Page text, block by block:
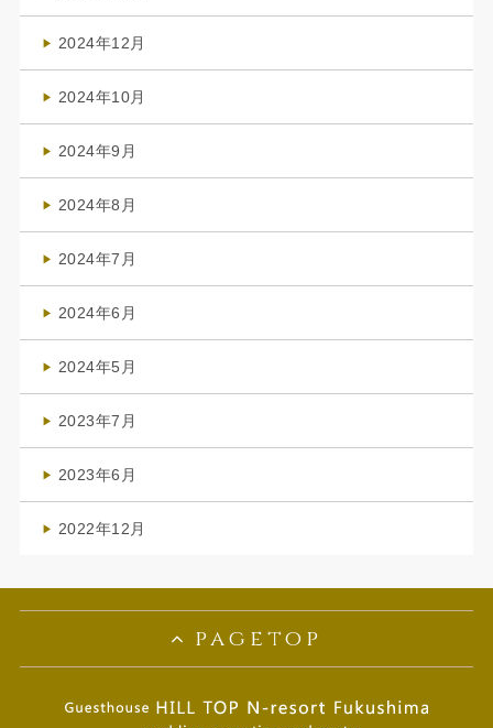
2024年12月
2024年10月
2024年9月
2024年8月
2024年7月
2024年6月
2024年5月
2023年7月
2023年6月
2022年12月
pagetop